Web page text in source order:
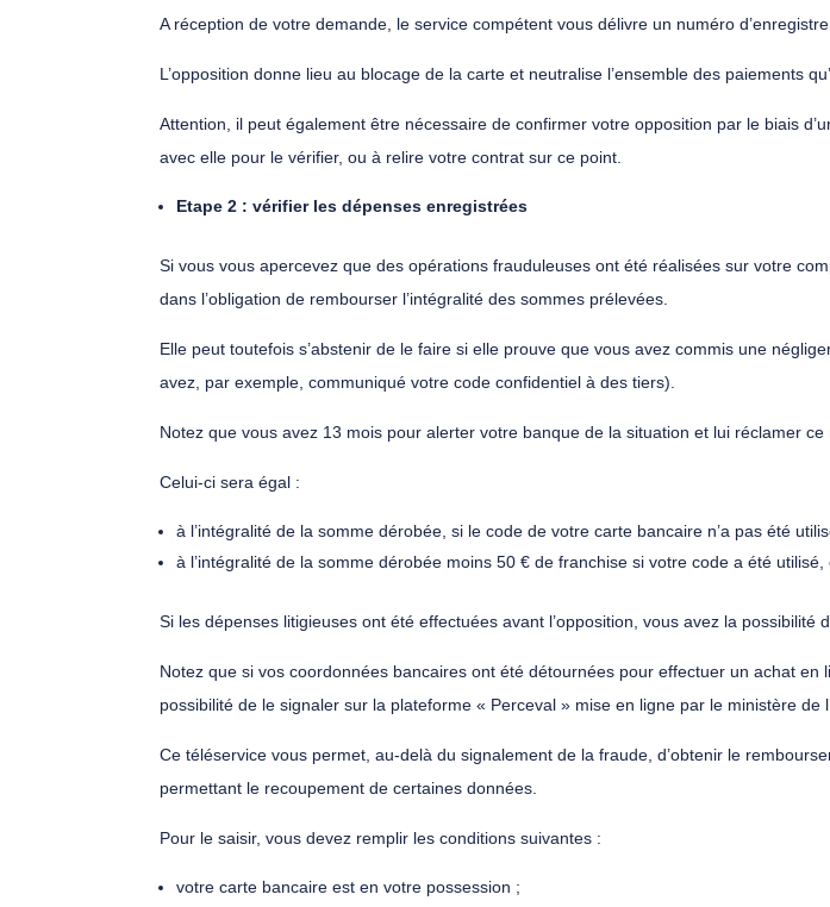
A réception de votre demande, le service compétent vous délivre un numéro
L’opposition donne lieu au blocage de la carte et neutralise l’ensemble des paiements
Attention, il peut également être nécessaire de confirmer votre opposition par le biais
avec elle pour le vérifier, ou à relire votre contrat sur ce point.
Etape 2 : vérifier les dépenses enregistrées
Si vous vous apercevez que des opérations frauduleuses ont été réalisées sur votre
dans l’obligation de rembourser l’intégralité des sommes prélevées.
Elle peut toutefois s’abstenir de le faire si elle prouve que vous avez commis une
avez, par exemple, communiqué votre code confidentiel à des tiers).
Notez que vous avez 13 mois pour alerter votre banque de la situation et lui réclamer ce
Celui-ci sera égal :
à l’intégralité de la somme dérobée, si le code de votre carte bancaire n’a pas été
à l’intégralité de la somme dérobée moins 50 € de franchise si votre code a été
Si les dépenses litigieuses ont été effectuées avant l’opposition, vous avez la possibilité
Notez que si vos coordonnées bancaires ont été détournées pour effectuer un achat
possibilité de le signaler sur la plateforme « Perceval » mise en ligne par le ministère de
Ce téléservice vous permet, au-delà du signalement de la fraude, d’obtenir le
permettant le recoupement de certaines données.
Pour le saisir, vous devez remplir les conditions suivantes :
votre carte bancaire est en votre possession ;